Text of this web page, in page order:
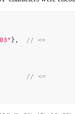
},
// <=
// <=